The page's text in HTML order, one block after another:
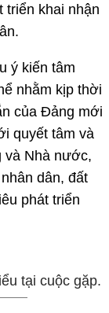
triển khai nhận
ý kiến tâm
nhằm kịp thời
của Đảng mới
quyết tâm và
và Nhà nước,
dân, đất
phát triển
tại cuộc gặp.